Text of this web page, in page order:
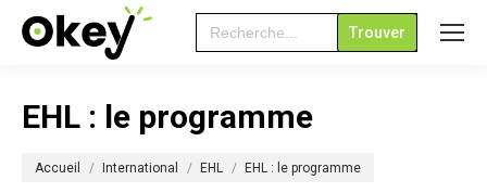
Search
for:
EHL : le programme
Accueil International EHL EHL : le programme